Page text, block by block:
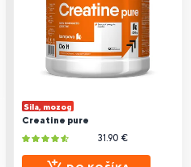
Sila, mozog
Creatine pure
31.90 €